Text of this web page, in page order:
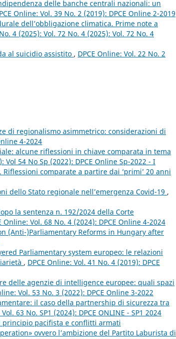
delle banche centrali nazionali: un
Online: Vol. 39 No. 2 (2019): DPCE Online 2-2019
dell’obbligazione climatica. Prime note a
4 (2025): Vol. 72 No. 4 (2025): Vol. 72 No. 4
al suicidio assistito , DPCE Online: Vol. 22 No. 2
di regionalismo asimmetrico: considerazioni di
4-2024
alcune riflessioni in chiave comparata in tema
Vol 54 No Sp (2022): DPCE Online Sp-2022 - I
comparate a partire dai ‘primi’ 20 anni
dello Stato regionale nell’emergenza Covid-19 ,
la sentenza n. 192/2024 della Corte
Online: Vol. 68 No. 4 (2024): DPCE Online 4-2024
(Anti-)Parliamentary Reforms in Hungary after
Parliamentary system europeo: le relazioni
, DPCE Online: Vol. 41 No. 4 (2019): DPCE
delle agenzie di intelligence europee: quali spazi
Vol. 53 No. 3 (2022): DPCE Online 3-2022
il caso della partnership di sicurezza tra
63 No. SP1 (2024): DPCE ONLINE - SP1 2024
principio pacifista e conflitti armati
ovvero l’ambizione del Partito Laburista di